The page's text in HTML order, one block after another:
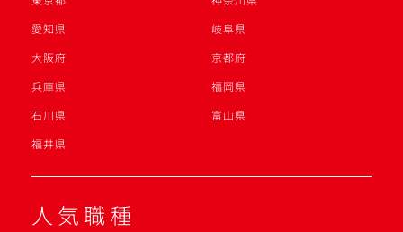
愛知県
岐阜県
大阪府
京都府
兵庫県
福岡県
石川県
富山県
福井県
人気職種